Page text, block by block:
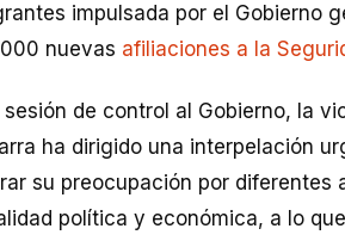
impulsada por el Gobierno
nuevas afiliaciones a la
sesión de control al Gobierno, la
ha dirigido una interpelación
su preocupación por diferentes
política y económica, a lo